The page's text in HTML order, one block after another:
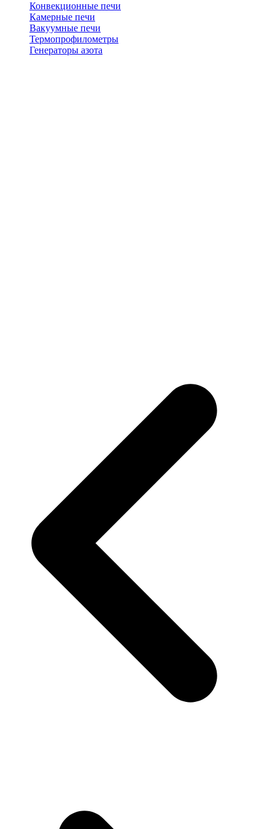
Конвекционные печи
Камерные печи
Вакуумные печи
Термопрофилометры
Генераторы азота